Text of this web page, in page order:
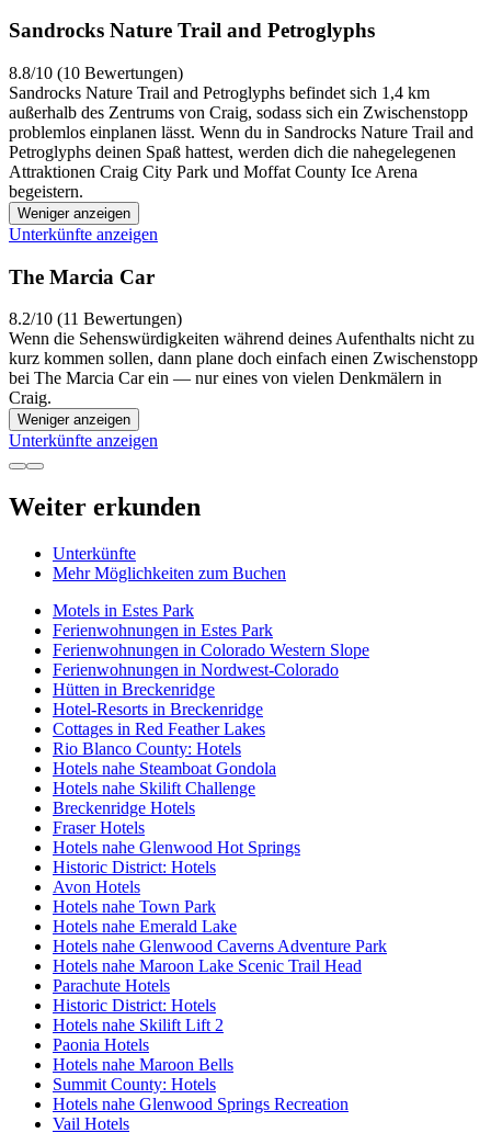
Sandrocks Nature Trail and Petroglyphs
8.8/10 (10 Bewertungen)
Sandrocks Nature Trail and Petroglyphs befindet sich 1,4 km
außerhalb des Zentrums von Craig, sodass sich ein Zwischenstopp
problemlos einplanen lässt. Wenn du in Sandrocks Nature Trail and
Petroglyphs deinen Spaß hattest, werden dich die nahegelegenen
Attraktionen Craig City Park und Moffat County Ice Arena
begeistern.
Weniger anzeigen
Unterkünfte anzeigen
The Marcia Car
8.2/10 (11 Bewertungen)
Wenn die Sehenswürdigkeiten während deines Aufenthalts nicht zu
kurz kommen sollen, dann plane doch einfach einen Zwischenstopp
bei The Marcia Car ein — nur eines von vielen Denkmälern in
Craig.
Weniger anzeigen
Unterkünfte anzeigen
Weiter erkunden
Unterkünfte
Mehr Möglichkeiten zum Buchen
Motels in Estes Park
Ferienwohnungen in Estes Park
Ferienwohnungen in Colorado Western Slope
Ferienwohnungen in Nordwest-Colorado
Hütten in Breckenridge
Hotel-Resorts in Breckenridge
Cottages in Red Feather Lakes
Rio Blanco County: Hotels
Hotels nahe Steamboat Gondola
Hotels nahe Skilift Challenge
Breckenridge Hotels
Fraser Hotels
Hotels nahe Glenwood Hot Springs
Historic District: Hotels
Avon Hotels
Hotels nahe Town Park
Hotels nahe Emerald Lake
Hotels nahe Glenwood Caverns Adventure Park
Hotels nahe Maroon Lake Scenic Trail Head
Parachute Hotels
Historic District: Hotels
Hotels nahe Skilift Lift 2
Paonia Hotels
Hotels nahe Maroon Bells
Summit County: Hotels
Hotels nahe Glenwood Springs Recreation
Vail Hotels